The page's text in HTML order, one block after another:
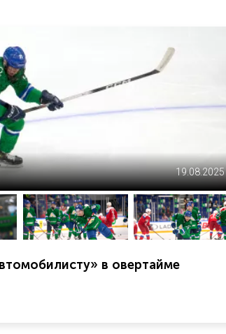
19.08.2025
в овертайме